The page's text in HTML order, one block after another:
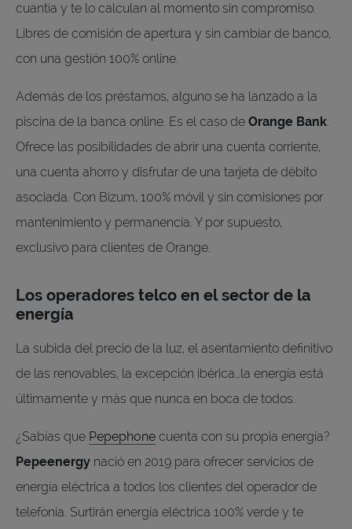
cuantía y te lo calculan al momento sin compromiso.
Libres de comisión de apertura y sin cambiar de banco,
con una gestión 100% online.
Además de los préstamos, alguno se ha lanzado a la
piscina de la banca online. Es el caso de Orange Bank.
Ofrece las posibilidades de abrir una cuenta corriente,
una cuenta ahorro y disfrutar de una tarjeta de débito
asociada. Con Bizum, 100% móvil y sin comisiones por
mantenimiento y permanencia. Y por supuesto,
exclusivo para clientes de Orange.
Los operadores telco en el sector de la
energía
La subida del precio de la luz, el asentamiento definitivo
de las renovables, la excepción ibérica…la energía está
últimamente y más que nunca en boca de todos.
¿Sabías que Pepephone cuenta con su propia energía?
Pepeenergy nació en 2019 para ofrecer servicios de
energía eléctrica a todos los clientes del operador de
telefonía. Surtirán energía eléctrica 100% verde y te